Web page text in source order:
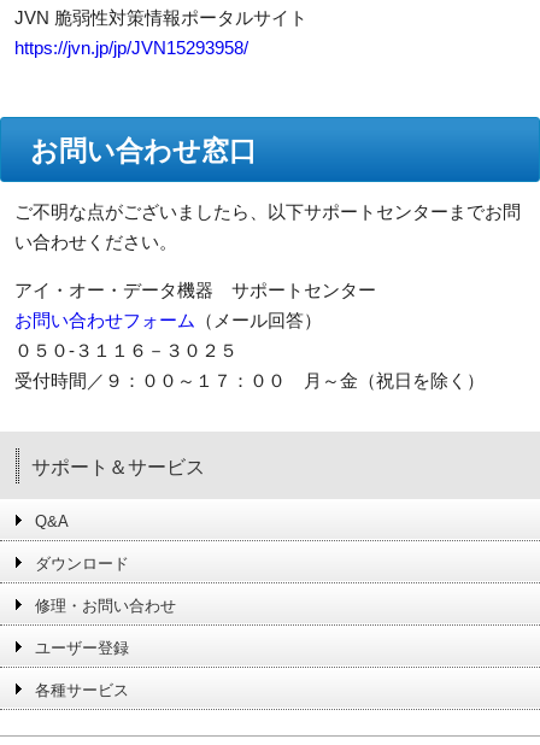
JVN 脆弱性対策情報ポータルサイト
https://jvn.jp/jp/JVN15293958/
お問い合わせ窓口
ご不明な点がございましたら、以下サポートセンターまでお問
い合わせください。
アイ・オー・データ機器 サポートセンター
お問い合わせフォーム
（メール回答）
０５０-３１１６－３０２５
受付時間／９：００～１７：００ 月～金（祝日を除く）
サポート＆サービス
Q&A
ダウンロード
修理・お問い合わせ
ユーザー登録
各種サービス